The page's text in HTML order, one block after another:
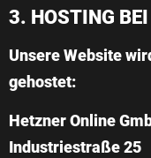
3. HOSTING
Unsere Website
gehostet:
Hetzner Online
Industriestraße 25